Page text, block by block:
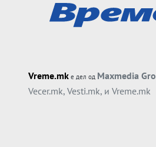
Vreme.mk е дел од Maxmedia
Vecer.mk, Vesti.mk, и Vreme.mk